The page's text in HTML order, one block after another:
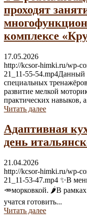
проходят
комплексе
17.05.2026
http://kcsor-himki.ru/wp-
21_11-55-54.mp4Данный
специальных
развитие мелкой
практических навыков,
Читать далее
Адаптивная
день
21.04.2026
http://kcsor-himki.ru/wp-
21_11-53-47.mp4 ✨В
🥕морковкой. 🌶В рамках
учатся готовить...
Читать далее